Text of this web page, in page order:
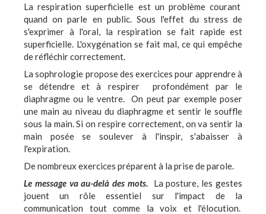
La respiration superficielle est un problème courant
quand on parle en public. Sous l'effet du stress de
s'exprimer à l'oral, la respiration se fait rapide est
superficielle. L'oxygénation se fait mal, ce qui empêche
de réfléchir correctement.
La sophrologie propose des exercices pour apprendre à
se détendre et à respirer profondément par le
diaphragme ou le ventre. On peut par exemple poser
une main au niveau du diaphragme et sentir le souffle
sous la main. Si on respire correctement, on va sentir la
main posée se soulever à l'inspir, s'abaisser à
l'expiration.
De nombreux exercices préparent à la prise de parole.
Le message va au-delà des mots. La posture, les gestes
jouent un rôle essentiel sur l'impact de la
communication tout comme la voix et l'élocution.